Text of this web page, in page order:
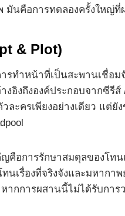
มันคือการทดลองครั้งใหญ่
& Plot)
ทำหน้าที่เป็นสะพานเชื่อมจั
งอิงถึงองค์ประกอบจากซีรีส์
วละครเพียงอย่างเดียว แ
อการรักษาสมดุลของโทน
ทนเรื่องที่จริงจังและมหาก
ากการผสานนี้ไม่ได้รับกา